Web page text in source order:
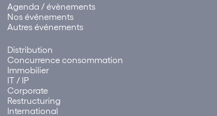
Agenda / évènements
Nos événements
Autres événements
Distribution
Concurrence consommation
Immobilier
IT / IP
Corporate
Restructuring
International